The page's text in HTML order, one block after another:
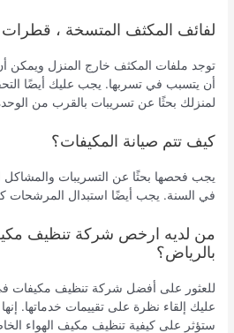
لفائف المكثف المتسخة ، قطرات
توجد ملفات المكثف خارج المنزل ويمكن
أن يتسبب في تسربها. يجب عليك أيضًا
لمنزلك بحثًا عن تسريبات بالقرب من
كيف تتم صيانة المكيفات؟
يجب فحصها بحثًا عن التسريبات والمشاكل
في السنة. يجب أيضًا استبدال المرشحات كل 3
من لديه ارخص شركة تنظيف
بالرياض؟
للعثور على أفضل شركة تنظيف مكيفات
عليك إلقاء نظرة على تقييمات خدماتها.
ستؤثر على كيفية تنظيف مكيف الهواء